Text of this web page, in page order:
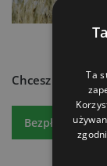
Chcesz
Bezpłatny
Ta